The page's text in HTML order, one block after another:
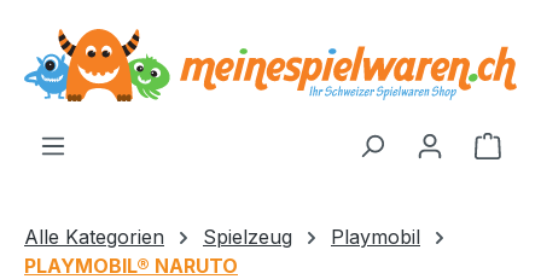
springen
Alle Kategorien Spielzeug
Playmobil
PLAYMOBIL® NARUTO